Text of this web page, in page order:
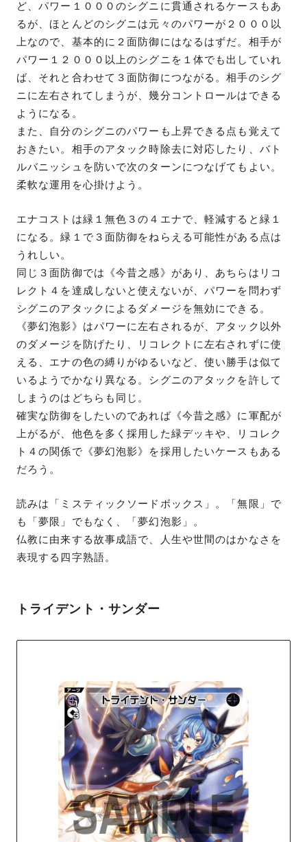
ど、パワー１０００のシグニに貫通されるケースもあ
るが、ほとんどのシグニは元々のパワーが２０００以
上なので、基本的に２面防御にはなるはずだ。相手が
パワー１２０００以上のシグニを１体でも出していれ
ば、それと合わせて３面防御につながる。相手のシグ
ニに左右されてしまうが、幾分コントロールはできる
ようになる。
また、自分のシグニのパワーも上昇できる点も覚えて
おきたい。相手のアタック時除去に対応したり、バト
ルバニッシュを防いで次のターンにつなげてもよい。
柔軟な運用を心掛けよう。
エナコストは緑１無色３の４エナで、軽減すると緑１
になる。緑１で３面防御をねらえる可能性がある点は
うれしい。
同じ３面防御では《今昔之感》があり、あちらはリコ
レクト４を達成しないと使えないが、パワーを問わず
シグニのアタックによるダメージを無効にできる。
《夢幻泡影》はパワーに左右されるが、アタック以外
のダメージを防げたり、リコレクトに左右されずに使
える、エナの色の縛りがゆるいなど、使い勝手は似て
いるようでかなり異なる。シグニのアタックを許して
しまうのはどちらも同じ。
確実な防御をしたいのであれば《今昔之感》に軍配が
上がるが、他色を多く採用した緑デッキや、リコレク
ト４の関係で《夢幻泡影》を採用したいケースもある
だろう。
読みは「ミスティックソードボックス」。「無限」で
も「夢限」でもなく、「夢幻泡影」。
仏教に由来する故事成語で、人生や世間のはかなさを
表現する四字熟語。
トライデント・サンダー